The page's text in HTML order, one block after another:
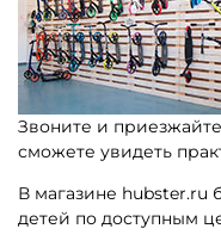
Звоните и
сможете увидеть
В магазине hubster.ru
детей по доступным